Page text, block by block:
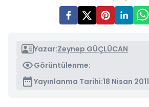
Yazar:Zeynep GÜÇLÜCAN
Görüntülenme:
Yayınlanma Tarihi:18 Nisan 2011